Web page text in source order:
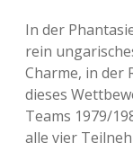
In der
rein
Charme, in der
dieses
Teams 1979/
alle vier